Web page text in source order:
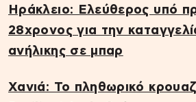
Ηράκλειο: Ελεύθερος υπό
28χρονος για την
ανήλικης σε μπαρ
Χανιά: Το πληθωρικό